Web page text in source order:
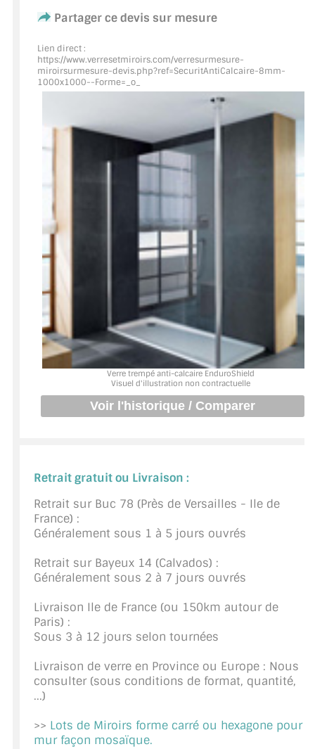
CATALOGUE DE PROFILS ET FIXATION DU
VERRE
LES PROFILS PAROI DE VERRE
CONNECTEURS ET ASSEMBLAGE DE VERRES
PLATS ET CORNIÈRES
LES CHARNIÈRES DE PORTE EN VERRE
BOUTONS ET POIGNÉES
BARRES DE STABILISATION
JOINTS D'ÉTANCHÉITÉS
FIXATION GARDES CORPS
SYSTÈMES PIVOTANTS
LE CATALOGUE ACCESSOIRES
ACCESSOIRES EN PROMOTIONS
NUANCIER RAL
COMMENT COUPER DU VERRE ?
CONSEILS / AIDE
A PROPOS DE LA LIVRAISON
MON PANIER
Partager ce devis sur mesure
Lien direct :
https://www.verresetmiroirs.com/verresurmesure-
miroirsurmesure-devis.php?ref=SecuritAntiCalcaire-8mm-
1000x1000--Forme=_o_
Verre trempé anti-calcaire EnduroShield
Visuel d'illustration non contractuelle
Retrait gratuit ou Livraison :
Retrait sur Buc 78 (Près de Versailles - Ile de
France) :
Généralement sous 1 à 5 jours ouvrés
Retrait sur Bayeux 14 (Calvados) :
Généralement sous 2 à 7 jours ouvrés
Livraison Ile de France (ou 150km autour de
Paris) :
Sous 3 à 12 jours selon tournées
Livraison de verre en Province ou Europe : Nous
consulter (sous conditions de format, quantité,
...)
>> Lots de Miroirs forme carré ou hexagone pour
mur façon mosaïque.